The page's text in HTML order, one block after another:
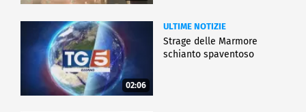
02:06
ULTIME NOTIZIE
Strage delle Marmore
schianto spaventoso